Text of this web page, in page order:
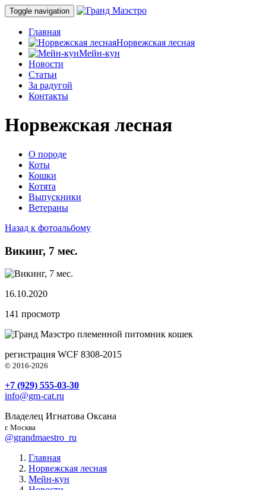
Toggle navigation
Главная
Норвежская лесная
Мейн-кун
Новости
Статьи
За радугой
Контакты
Норвежская лесная
О породе
Коты
Кошки
Котята
Выпускники
Ветераны
Назад к фотоальбому
Викинг, 7 мес.
16.10.2020
141 просмотр
племенной питомник кошек
регистрация WCF 8308-2015
© 2016-2026
+7 (929) 555-03-30
info@gm-cat.ru
Владелец Игнатова Оксана
г. Москва
@grandmaestro_ru
Главная
Норвежская лесная
Мейн-кун